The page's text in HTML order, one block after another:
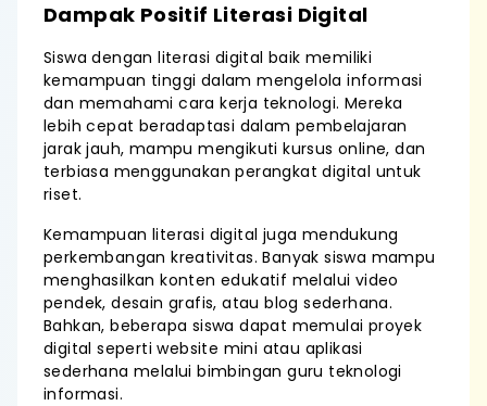
Dampak Positif Literasi Digital
Siswa dengan literasi digital baik memiliki
kemampuan tinggi dalam mengelola informasi
dan memahami cara kerja teknologi. Mereka
lebih cepat beradaptasi dalam pembelajaran
jarak jauh, mampu mengikuti kursus online, dan
terbiasa menggunakan perangkat digital untuk
riset.
Kemampuan literasi digital juga mendukung
perkembangan kreativitas. Banyak siswa mampu
menghasilkan konten edukatif melalui video
pendek, desain grafis, atau blog sederhana.
Bahkan, beberapa siswa dapat memulai proyek
digital seperti website mini atau aplikasi
sederhana melalui bimbingan guru teknologi
informasi.